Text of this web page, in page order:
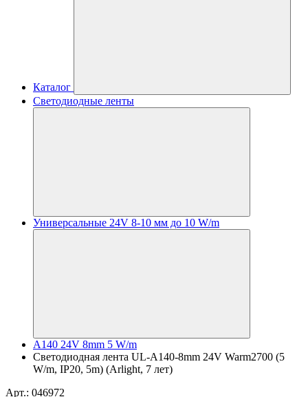
Каталог
Светодиодные ленты
Универсальные 24V 8-10 мм до 10 W/m
A140 24V 8mm 5 W/m
Светодиодная лента UL-A140-8mm 24V Warm2700 (5
W/m, IP20, 5m) (Arlight, 7 лет)
Арт.: 046972